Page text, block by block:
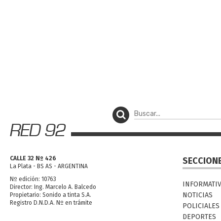
CALLE 32 Nº 426
La Plata - BS AS - ARGENTINA
Nº edición: 10763
Director: Ing. Marcelo A. Balcedo
Propietario: Sonido a tinta S.A.
Registro D.N.D.A. Nº en trámite
NOTICIAS
POLICIALES
DEPORTES